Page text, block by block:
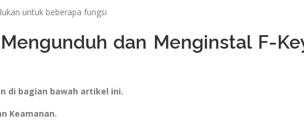
untuk beberapa fungsi
dan Menginstal F-
di bagian bawah artikel ini.
Keamanan.